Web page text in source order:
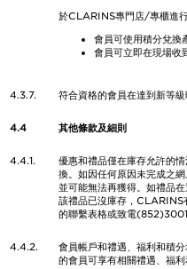
於CLARINS專門店/專櫃進
會員可使用積分兌換
會員可立即在現場收
4.3.7. 符合資格的會員在達到新等級
4.4 其他條款及細則
4.4.1.
優惠和禮品僅在庫存允許的
換。如因任何原因未完成之
並可能無法再獲得。如禮品
該禮品已沒庫存，CLARINS
的聯繫表格或致電
4.4.2.
會員帳戶和禮遇、福利和積
的會員可享有相關禮遇、福